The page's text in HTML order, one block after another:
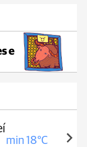
e
min 18°C